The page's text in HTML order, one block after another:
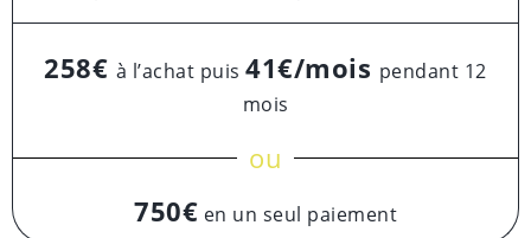
258€ à l’achat puis41€/mois pendant 12
mois
ou
750€ en un seul paiement